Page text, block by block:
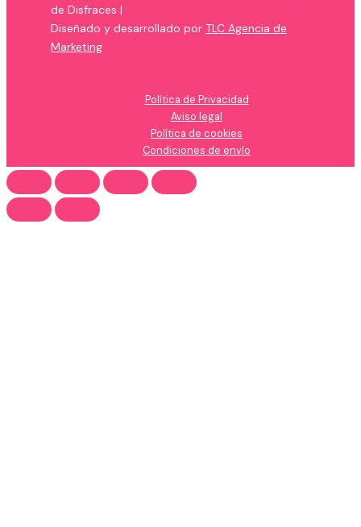
de Disfraces |
Diseñado y desarrollado por TLC Agencia de
Marketing
Política de Privacidad
Aviso legal
Política de cookies
Condiciones de envío